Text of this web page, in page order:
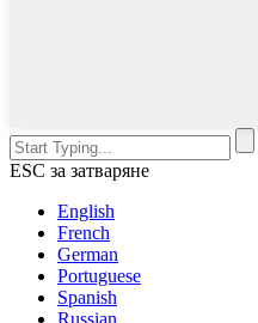
ESC за затваряне
English
French
German
Portuguese
Spanish